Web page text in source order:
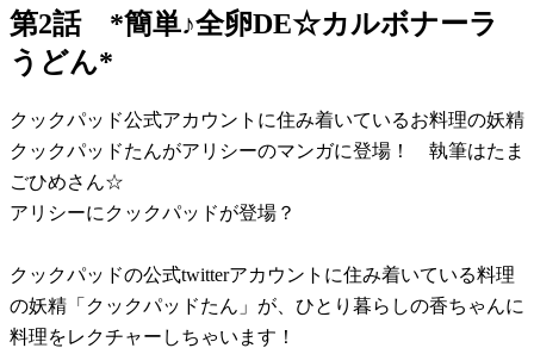
第2話 *簡単♪全卵DE☆カルボナーラ
うどん*
クックパッド公式アカウントに住み着いているお料理の妖精
クックパッドたんがアリシーのマンガに登場！ 執筆はたま
ごひめさん☆
アリシーにクックパッドが登場？
クックパッドの公式twitterアカウントに住み着いている料理
の妖精「クックパッドたん」が、ひとり暮らしの香ちゃんに
料理をレクチャーしちゃいます！